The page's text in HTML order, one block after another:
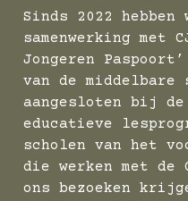
Sinds 2022 hebben
samenwerking met
Jongeren
van de
aangesloten bij de
educatieve
scholen van het
die werken met de
ons bezoeken